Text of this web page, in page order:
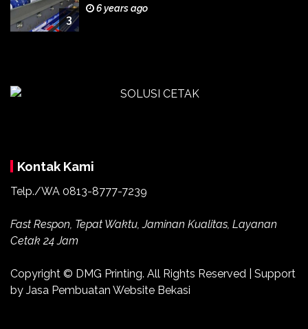
3
6 years ago
Kontak Kami
Telp./WA 0813-8777-7239
Fast Respon, Tepat Waktu, Jaminan Kualitas, Layanan
Cetak 24 Jam
Copyright © DMG Printing. All Rights Reserved | Support
by Jasa Pembuatan Website Bekasi